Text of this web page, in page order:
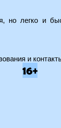
но легко и
и